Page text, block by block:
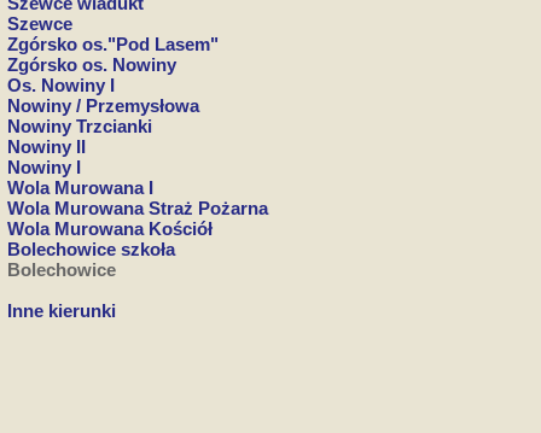
Szewce
Zgórsko os."Pod Lasem"
Zgórsko os. Nowiny
Os. Nowiny I
Nowiny / Przemysłowa
Nowiny Trzcianki
Nowiny II
Nowiny I
Wola Murowana I
Wola Murowana Straż Pożarna
Wola Murowana Kościół
Bolechowice szkoła
Bolechowice
Inne kierunki